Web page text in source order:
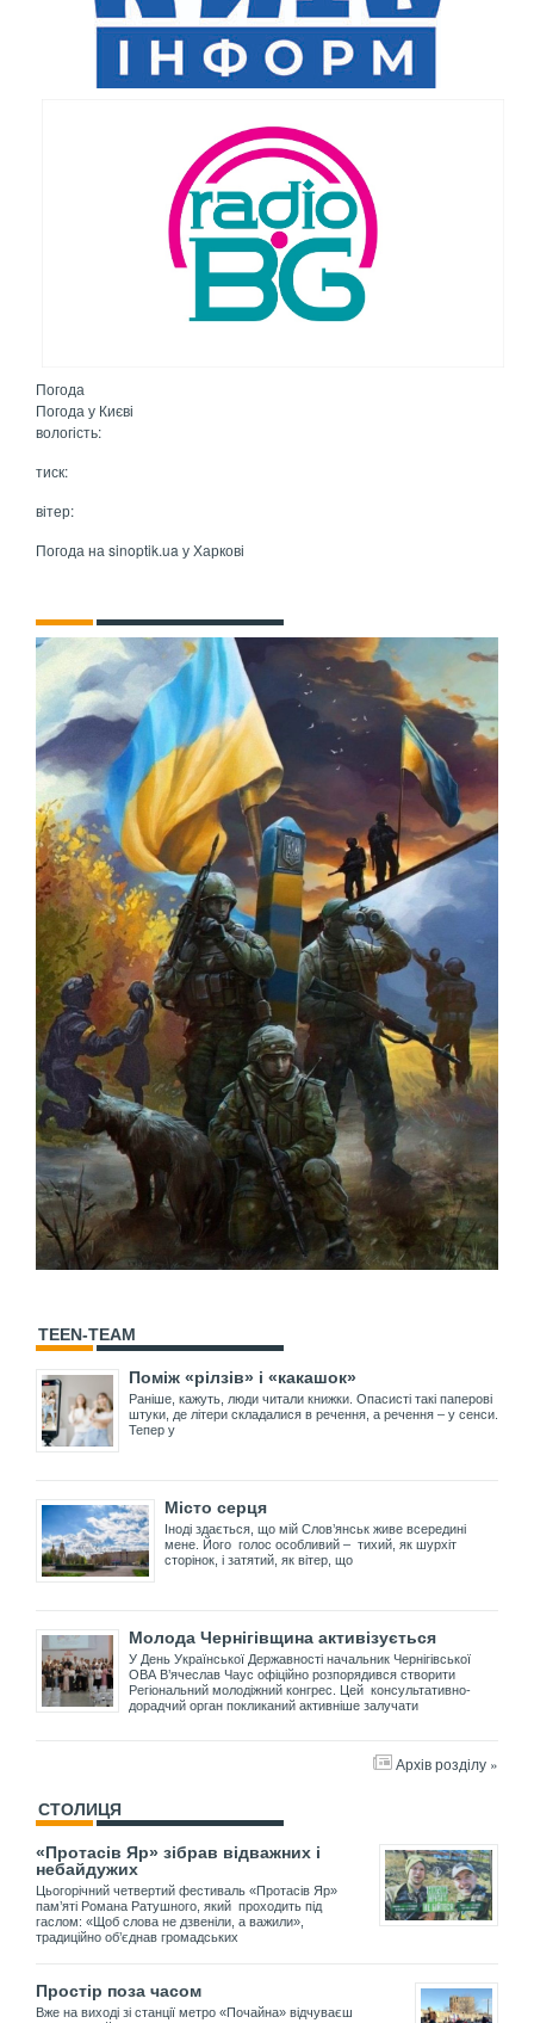
Погода
Погода у Києві
вологість:
тиск:
вітер:
Погода на sinoptik.ua у Харкові
TEEN-TEAM
Поміж «рілзів» і «какашок»
Раніше, кажуть, люди читали книжки. Опасисті такі паперові
штуки, де літери складалися в речення, а речення – у сенси.
Тепер у
Місто серця
Іноді здається, що мій Слов’янськ живе всередині
мене. Його голос особливий – тихий, як шурхіт
сторінок, і затятий, як вітер, що
Молода Чернігівщина активізується
У День Української Державності начальник Чернігівської
ОВА В’ячеслав Чаус офіційно розпорядився створити
Регіональний молодіжний конгрес. Цей консультативно-
дорадчий орган покликаний активніше залучати
Архів розділу »
СТОЛИЦЯ
«Протасів Яр» зібрав відважних і
небайдужих
Цьогорічний четвертий фестиваль «Протасів Яр»
пам’яті Романа Ратушного, який проходить під
гаслом: «Щоб слова не дзвеніли, а важили»,
традиційно об’єднав громадських
Простір поза часом
Вже на виході зі станції метро «Почайна» відчуваєш